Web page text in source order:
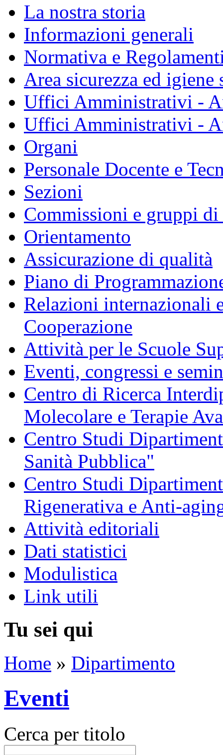
La nostra storia
Informazioni generali
Normativa e
Area sicurezza ed igiene
Uffici Amministrativi -
Uffici Amministrativi -
Organi
Personale Docente e
Sezioni
Commissioni e gruppi
Orientamento
Assicurazione di qualità
Piano di
Relazioni internazionali
Cooperazione
Attività per le Scuole
Eventi, congressi e
Centro di Ricerca
Molecolare e Terapie
Centro Studi
Sanità Pubblica"
Centro Studi
Rigenerativa e Anti-
Attività editoriali
Dati statistici
Modulistica
Link utili
Tu sei qui
Home » Dipartimento
Eventi
Cerca per titolo